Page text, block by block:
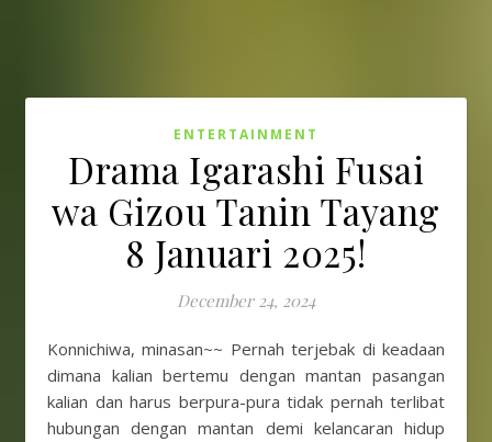
ENTERTAINMENT
Drama Igarashi Fusai
wa Gizou Tanin Tayang
8 Januari 2025!
December 24, 2024
Konnichiwa, minasan~~ Pernah terjebak di keadaan
dimana kalian bertemu dengan mantan pasangan
kalian dan harus berpura-pura tidak pernah terlibat
hubungan dengan mantan demi kelancaran hidup